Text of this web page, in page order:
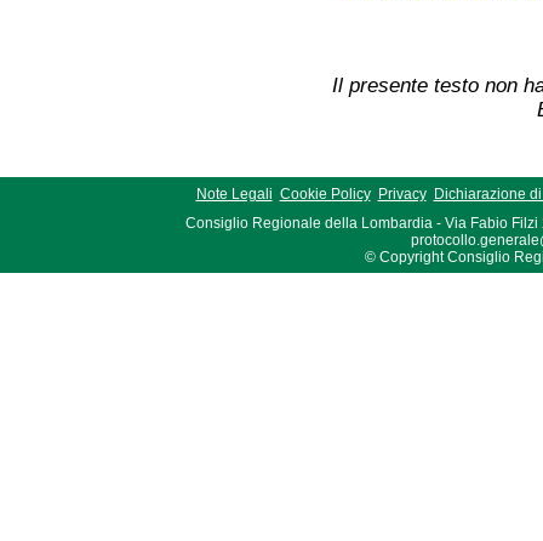
Il presente testo non
Note Legali Cookie Policy Privacy
Dichiarazione
Consiglio Regionale della Lombardia - Via Fabio Filzi
© Copyright Consiglio